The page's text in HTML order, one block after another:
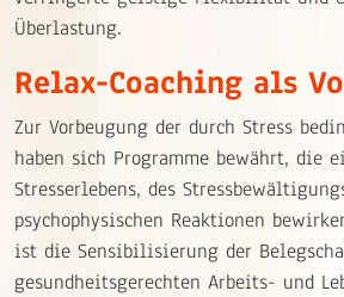
Überlastung.
Relax-Coaching als
Zur Vorbeugung der durch Stress
haben sich Programme bewährt, die
Stresserlebens, des
psychophysischen Reaktionen
ist die Sensibilisierung der
gesundheitsgerechten Arbeits- und